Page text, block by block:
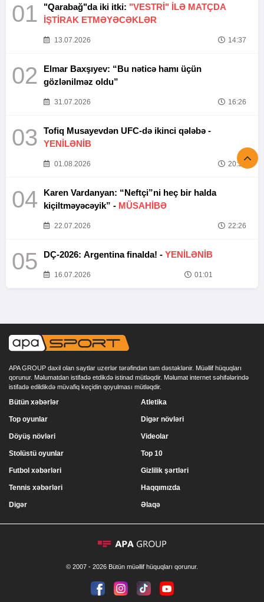
01 "Qarabağ"da iki itki: "VESTRİ" İLƏ MATÇDA
İŞTİRAK ETMƏYƏCƏKLƏR
13.07.2026 14:37
02
Elmar Baxşıyev: “Bu nəticə hamı üçün
gözlənilməz oldu”
31.07.2026 16:26
03
Tofiq Musayevdən UFC-də ikinci qələbə -
YENİLƏNİB
01.08.2026 20:52
04
Karen Vardanyan: “Neftçi”ni heç bir halda
kiçiltməyəcəyik” - MÜSAHİBƏ
22.07.2026 22:26
05 DÇ-2026: Argentina finalda! - YENİLƏNİB
16.07.2026 01:01
APA GROUP daxil olan saytlar uzerlər tərəfindən tam dəstəklənir. Müəllif hüquqları
qorunur. Məlumatdan istifadə etdikdə istinad mütləqdir. Məlumat internet səhifələrində
istifadə edildikdə müvafiq keçidin qoyulması mütləqdir.
Bütün xəbərlər
Top oyunlar
Döyüş növləri
Stolüstü oyunlar
Atletika
Digər növləri
Videolar
Top 10
Futbol xəbərləri
Tennis xəbərləri
Digər
Gizlilik şərtləri
Haqqımızda
Əlaqə
© 2007 - 2026 Bütün müəllif hüquqları qorunur.